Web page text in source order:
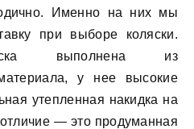
Именно на них мы
при выборе коляски.
выполнена из
у нее высокие
утепленная накидка на
— это продуманная